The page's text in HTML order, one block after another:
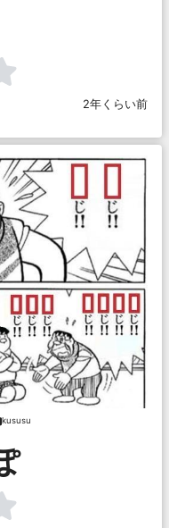
2年くらい前
kususu